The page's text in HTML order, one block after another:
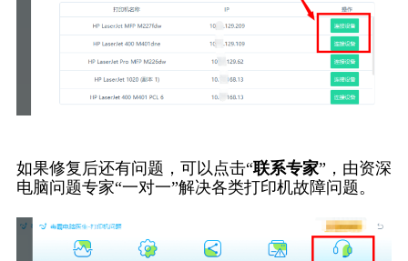
如果修复后还有问题，可以点击“联系专家”，由资深
电脑问题专家“一对一”解决各类打印机故障问题。